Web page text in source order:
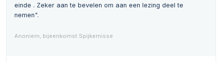
einde . Zeker aan te bevelen om aan een lezing deel te
nemen".
Anoniem, bijeenkomst Spijkernisse